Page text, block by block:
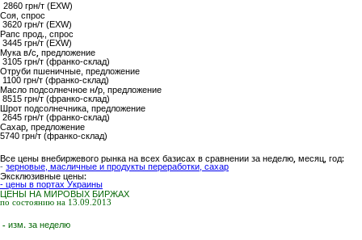
2860 грн/т (EXW)
Соя , спрос
3620 грн/т (EXW)
Рапс прод. , спрос
3445 грн/т (EXW)
Мука в/с, предложение
3105 грн/т (франко-склад)
Отруби пшеничные , предложение
1100 грн/т (франко-склад)
Масло подсолнечное н/р , предложение
8515 грн/т (франко-склад)
Шрот подсолнечника , предложение
2645 грн/т (франко-склад)
Сахар, предложение
5740 грн/т (франко-склад)
Все цены внебиржевого рынка на всех базисах в сравнении за неделю, месяц, год:
- зерновые, масличные и продукты переработки, сахар
Эксклюзивные цены:
- цены в портах Украины
ЦЕНЫ НА МИРОВЫХ БИРЖАХ
по состоянию на 13.09.2013
- изм. за неделю